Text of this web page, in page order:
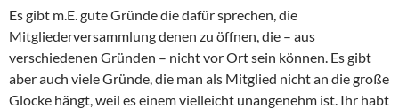
Es gibt m.E. gute Gründe die dafür sprechen, die
Mitgliederversammlung denen zu öffnen, die – aus
verschiedenen Gründen – nicht vor Ort sein können. Es gibt
aber auch viele Gründe, die man als Mitglied nicht an die große
Glocke hängt, weil es einem vielleicht unangenehm ist. Ihr habt